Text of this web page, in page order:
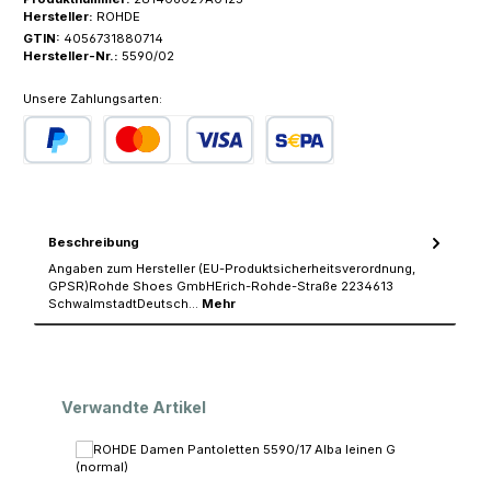
Hersteller: ROHDE
GTIN: 4056731880714
Hersteller-Nr.: 5590/02
Unsere Zahlungsarten:
Beschreibung
Angaben zum Hersteller (EU-Produktsicherheitsverordnung,
GPSR)Rohde Shoes GmbHErich-Rohde-Straße 2234613
SchwalmstadtDeutsch… Mehr
Produktgalerie überspringen
Verwandte Artikel